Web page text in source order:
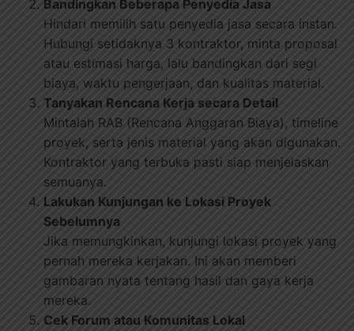
Bandingkan Beberapa Penyedia Jasa
Hindari memilih satu penyedia jasa secara instan.
Hubungi setidaknya 3 kontraktor, minta proposal
atau estimasi harga, lalu bandingkan dari segi
biaya, waktu pengerjaan, dan kualitas material.
Tanyakan Rencana Kerja secara Detail
Mintalah RAB (Rencana Anggaran Biaya), timeline
proyek, serta jenis material yang akan digunakan.
Kontraktor yang terbuka pasti siap menjelaskan
semuanya.
Lakukan Kunjungan ke Lokasi Proyek
Sebelumnya
Jika memungkinkan, kunjungi lokasi proyek yang
pernah mereka kerjakan. Ini akan memberi
gambaran nyata tentang hasil dan gaya kerja
mereka.
Cek Forum atau Komunitas Lokal